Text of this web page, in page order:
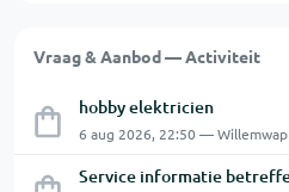
Vraag & Aanbod — Activiteit
hobby elektricien
6 aug 2026, 22:50 — Willemwap